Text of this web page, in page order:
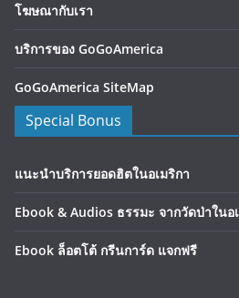
โฆษณากับเรา
บริการของ GoGoAmerica
GoGoAmerica SiteMap
Special Bonus
แนะนำบริการยอดฮิตในอเมริกา
Ebook & Audios ธรรมะ จากวัดป่าในอ
Ebook ล็อตโต้ กรีนการ์ด แจกฟรี